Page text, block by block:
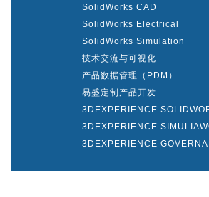
SolidWorks CAD
SolidWorks Electrical
SolidWorks Simulation
技术交流与可视化
产品数据管理（PDM）
易盛定制产品开发
3DEXPERIENCE
3DEXPERIENCE
3DEXPERIENCE